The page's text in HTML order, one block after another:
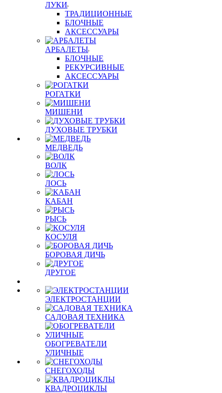
ЛУКИ
ТРАДИЦИОННЫЕ
БЛОЧНЫЕ
АКСЕССУАРЫ
АРБАЛЕТЫ
БЛОЧНЫЕ
РЕКУРСИВНЫЕ
АКСЕССУАРЫ
РОГАТКИ
МИШЕНИ
ДУХОВЫЕ ТРУБКИ
МЕДВЕДЬ
ВОЛК
ЛОСЬ
КАБАН
РЫСЬ
КОСУЛЯ
БОРОВАЯ ДИЧЬ
ДРУГОЕ
ЭЛЕКТРОСТАНЦИИ
САДОВАЯ ТЕХНИКА
ОБОГРЕВАТЕЛИ
УЛИЧНЫЕ
СНЕГОХОДЫ
КВАДРОЦИКЛЫ